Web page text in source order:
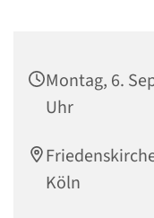
Montag, 6.
Uhr
Köln